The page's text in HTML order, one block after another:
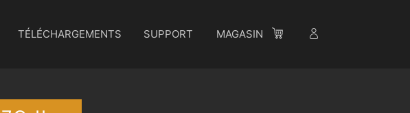
TÉLÉCHARGEMENTS SUPPORT MAGASIN